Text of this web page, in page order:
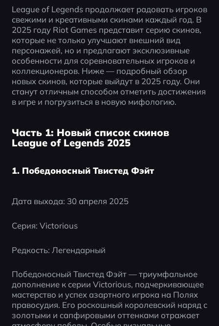
League of Legends продолжает радовать игроков
свежими и креативными скинами каждый год. В
2025 году Riot Games представит серию скинов,
которые не только улучшают внешний вид
персонажей, но и предлагают эксклюзивные
особенности для соревновательных игроков и
коллекционеров. Ниже — подробный обзор
новых скинов, которые выйдут в 2025 году. Они
станут отличным способом отметить достижения
в игре и погрузиться в новую мифологию.
Часть 1: Новый список скинов
League of Legends 2025
1. Победоносный Твистед Фэйт
Дата выхода: 30 апреля 2025
Серия: Victorious
Редкость: Легендарный
Победоносный Твистед Фэйт — триумфальное
дополнение к серии Victorious, подчеркивающее
мастерство и успех азартного игрока на Полях
правосудия. Его роскошный королевский наряд с
золотыми и сапфировыми оттенками отражает